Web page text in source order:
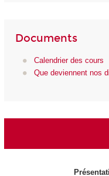
Documents
Calendrier des cours
Que deviennent nos